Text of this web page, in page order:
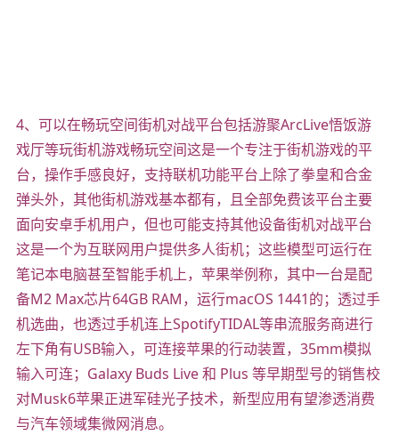
4、可以在畅玩空间街机对战平台包括游聚ArcLive悟饭游
戏厅等玩街机游戏畅玩空间这是一个专注于街机游戏的平
台，操作手感良好，支持联机功能平台上除了拳皇和合金
弹头外，其他街机游戏基本都有，且全部免费该平台主要
面向安卓手机用户，但也可能支持其他设备街机对战平台
这是一个为互联网用户提供多人街机；这些模型可运行在
笔记本电脑甚至智能手机上，苹果举例称，其中一台是配
备M2 Max芯片64GB RAM，运行macOS 1441的；透过手
机选曲，也透过手机连上SpotifyTIDAL等串流服务商进行
左下角有USB输入，可连接苹果的行动装置，35mm模拟
输入可连；Galaxy Buds Live 和 Plus 等早期型号的销售校
对Musk6苹果正进军硅光子技术，新型应用有望渗透消费
与汽车领域集微网消息。